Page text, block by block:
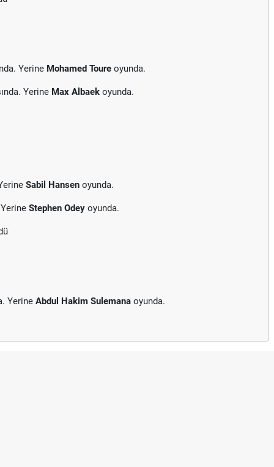
Yerine Mohamed Toure oyunda.
Yerine Max Albaek oyunda.
Sabil Hansen oyunda.
Stephen Odey oyunda.
Yerine Abdul Hakim Sulemana oyunda.